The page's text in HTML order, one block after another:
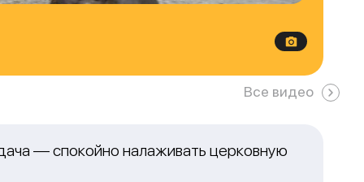
Все видео
— спокойно налаживать церковную